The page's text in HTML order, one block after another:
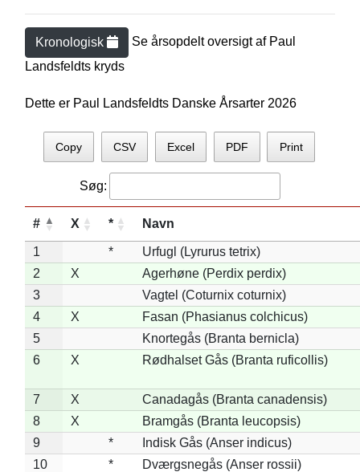
Kronologisk Se årsopdelt oversigt af Paul
Landsfeldts kryds
Dette er Paul Landsfeldts Danske Årsarter 2026
Copy CSV Excel PDF Print
Søg:
# X * Navn
1 *
Urfugl (Lyrurus tetrix)
2
X
Agerhøne (Perdix perdix)
3
Vagtel (Coturnix coturnix)
4
X
Fasan (Phasianus colchicus)
5
Knortegås (Branta bernicla)
6
X Rødhalset Gås (Branta ruficollis)
7 X
Canadagås (Branta canadensis)
8
X
Bramgås (Branta leucopsis)
9
*
Indisk Gås (Anser indicus)
10
*
Dværgsnegås (Anser rossii)